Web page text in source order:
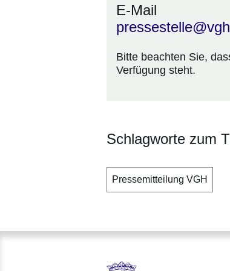
E-Mail
Bitte beachten Sie,
Verfügung steht.
Schlagworte zum
Pressemitteilung VGH